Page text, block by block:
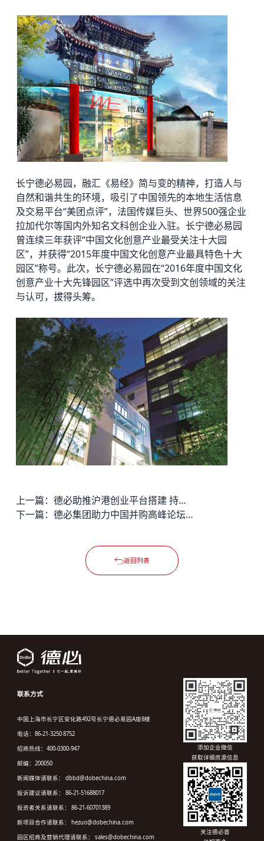
长宁德必易园，融汇《易经》简与变的精神，打造人与
自然和谐共生的环境，吸引了中国领先的本地生活信息
及交易平台“美团点评”，法国传媒巨头、世界500强企业
拉加代尔等国内外知名文科创企业入驻。长宁德必易园
曾连续三年获评“中国文化创意产业最受关注十大园
区”，并获得“2015年度中国文化创意产业最具特色十大
园区”称号。此次，长宁德必易园在“2016年度中国文化
创意产业十大先锋园区”评选中再次受到文创领域的关注
与认可，拔得头筹。
上一篇：
德必助推沪港创业平台搭建 持续促进文创、科创企业的发展
下一篇：
德必集团助力中国并购高峰论坛 体育、文化创意等产业持续看好
返回列表
联系方式
中国上海市长宁区安化路492号长宁德必易园A座8楼
电话：86-21-3250 8752
招商热线：400-0300-947
邮编：200050
新闻媒体请联系： dbbd@dobechina.com
投诉建议请联系： 86-21-51688017
投资者关系请联系： 86-21-60701389
新项目合作请联系： hezuo@dobechina.com
园区招商及营销代理请联系： sales@dobechina.com
添加企业微信
获取详细房源信息
关注德必荟